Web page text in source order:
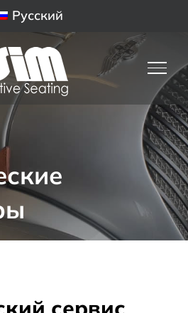
Русский
сервис